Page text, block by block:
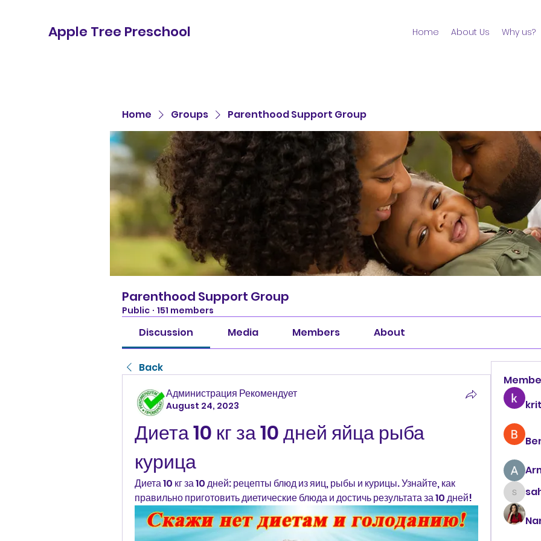
Apple Tree Preschool Home About Us Why us?
Home Groups Parenthood Support Group
Parenthood Support Group
Public · 151 members
Discussion Media Members About
Back
Администрация Рекомендует
August 24, 2023
Диета 10 кг за 10 дней яйца рыба
курица
Диета 10 кг за 10 дней: рецепты блюд из яиц, рыбы и курицы. Узнайте, как
правильно приготовить диетические блюда и достичь результата за 10 дней!